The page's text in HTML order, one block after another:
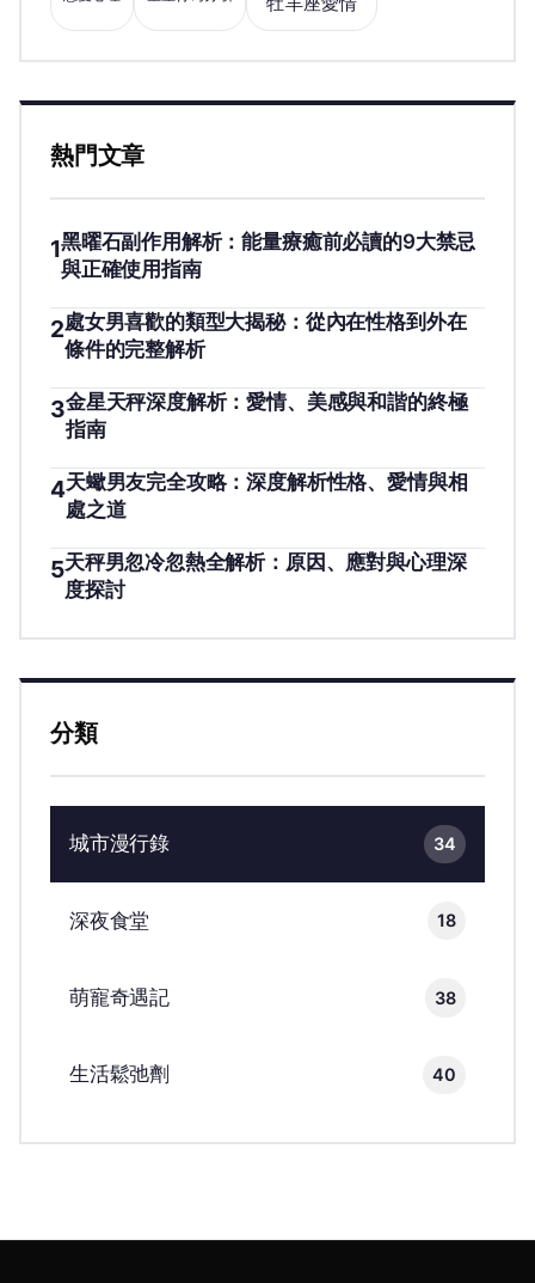
熱門文章
1黑曜石副作用解析：能量療癒前必讀的9大禁忌
與正確使用指南
2處女男喜歡的類型大揭秘：從內在性格到外在
條件的完整解析
3金星天秤深度解析：愛情、美感與和諧的終極
指南
4天蠍男友完全攻略：深度解析性格、愛情與相
處之道
5天秤男忽冷忽熱全解析：原因、應對與心理深
度探討
分類
城市漫行錄 34
深夜食堂 18
萌寵奇遇記 38
生活鬆弛劑 40